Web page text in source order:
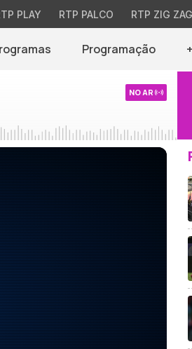
PLAY RTP PALCO RTP ZIG ZAG
Programação
NO AR